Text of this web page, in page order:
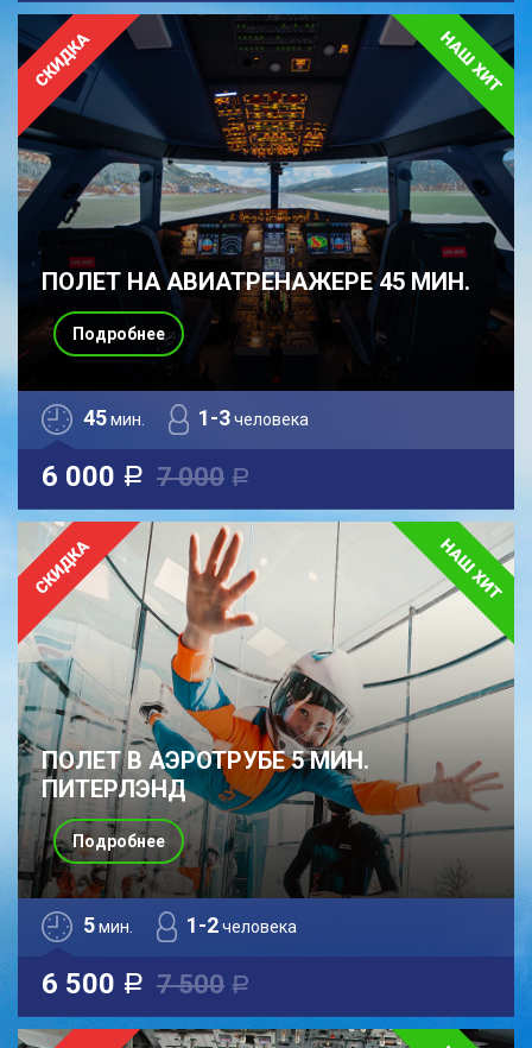
ПОЛЕТ НА АВИАТРЕНАЖЕРЕ 45 МИН.
45мин. 1-3человека
6 000 a 7 000 a
Подробнее
ПОЛЕТ В АЭРОТРУБЕ 5 МИН.
ПИТЕРЛЭНД
5мин. 1-2человека
6 500 a 7 500 a
Подробнее